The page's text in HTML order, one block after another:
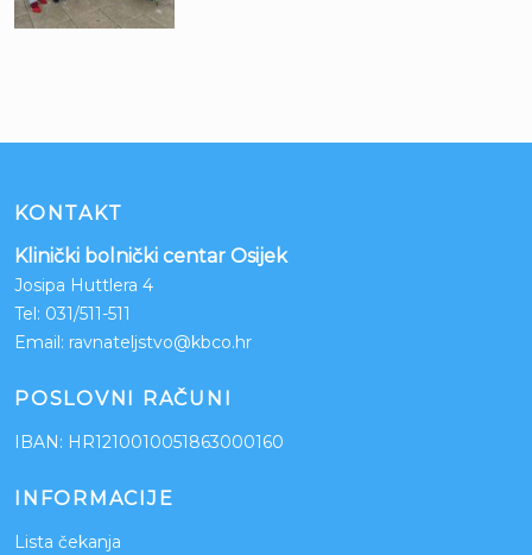
KONTAKT
Klinički bolnički centar Osijek
Josipa Huttlera 4
Tel: 031/511-511
Email: ravnateljstvo@kbco.hr
POSLOVNI RAČUNI
IBAN: HR1210010051863000160
INFORMACIJE
Lista čekanja